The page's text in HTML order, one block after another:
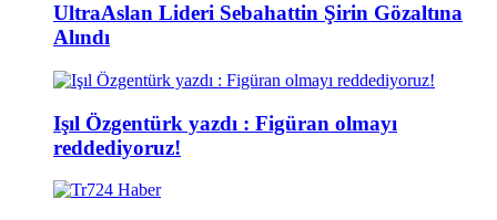
UltraAslan Lideri Sebahattin Şirin Gözaltına
Alındı
Işıl Özgentürk yazdı : Figüran olmayı
reddediyoruz!